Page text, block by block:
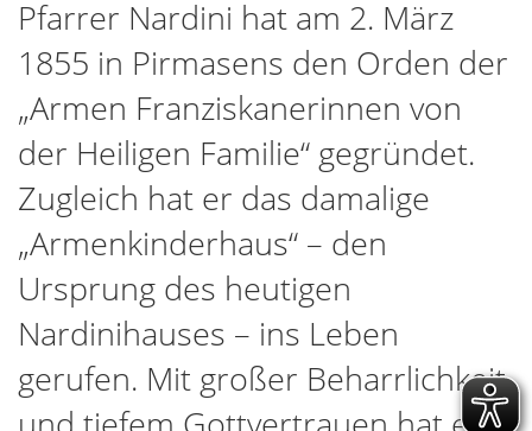
Pfarrer Nardini hat am 2. März
1855 in Pirmasens den Orden der
„Armen Franziskanerinnen von
der Heiligen Familie“ gegründet.
Zugleich hat er das damalige
„Armenkinderhaus“ – den
Ursprung des heutigen
Nardinihauses – ins Leben
gerufen. Mit großer Beharrlichkeit